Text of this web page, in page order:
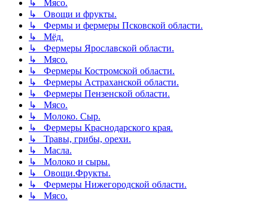
↳ Мясо.
↳ Овощи и фрукты.
↳ Фермы и фермеры Псковской области.
↳ Мёд.
↳ Фермеры Ярославской области.
↳ Мясо.
↳ Фермеры Костромской области.
↳ Фермеры Астраханской области.
↳ Фермеры Пензенской области.
↳ Мясо.
↳ Молоко. Сыр.
↳ Фермеры Краснодарского края.
↳ Травы, грибы, орехи.
↳ Масла.
↳ Молоко и сыры.
↳ Овощи.Фрукты.
↳ Фермеры Нижегородской области.
↳ Мясо.